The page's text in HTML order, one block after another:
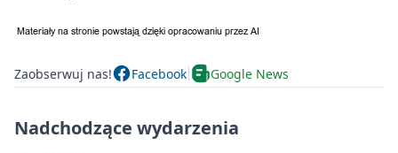
Zaobserwuj nas! Facebook Google News
Nadchodzące wydarzenia